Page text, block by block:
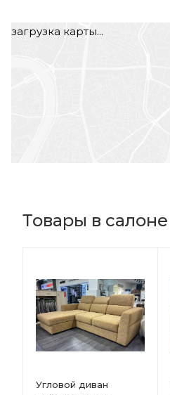
загрузка карты...
Товары в салоне
Угловой диван